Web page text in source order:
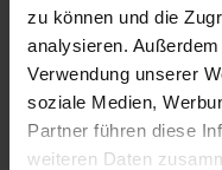
zu können und die
analysieren.
Verwendung unserer
soziale Medien,
Partner führen diese
weiteren Daten
Das Werk behandelt
durch Lehrerinnen
öffentlichen
behandelt werden